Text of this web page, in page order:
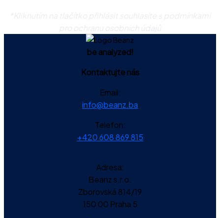
be analyzed!
Kontaktujte nás
Email:
info@beanz.ba
Telefon:
+420 608 869 815
Adresa:
Beanz s.r.o.
Zborovská 814/19
150 00 Praha 5